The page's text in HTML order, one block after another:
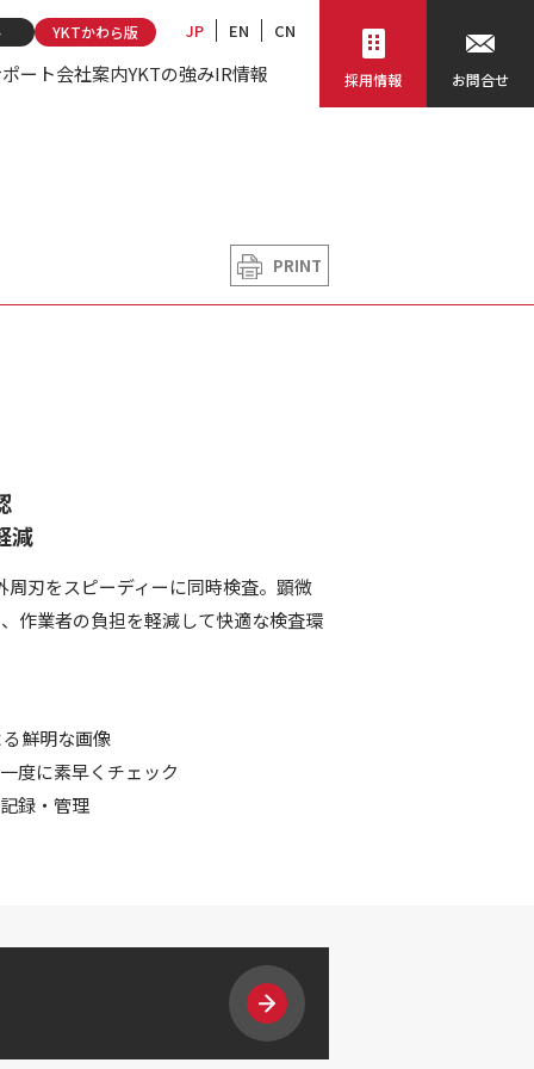
YKTかわら版 JP EN CN
ート会社案内YKTの強みIR情報 採用情報 お問合せ
PRINT
減
刃をスピーディーに同時検査。顕微
作業者の負担を軽減して快適な検査環
鮮明な画像
度に素早くチェック
録・管理